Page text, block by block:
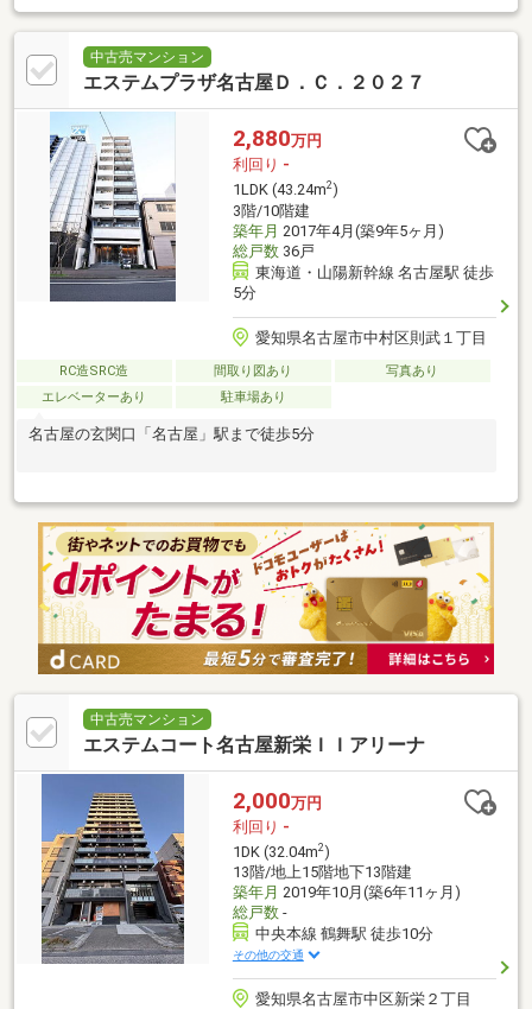
中古売マンション
エステムプラザ名古屋Ｄ．Ｃ．２０２７
2,880万円
利回り -
1LDK (43.24m2)
3階/10階建
築年月 2017年4月(築9年5ヶ月)
総戸数36戸
東海道・山陽新幹線 名古屋駅 徒歩
5分
愛知県名古屋市中村区則武１丁目
RC造SRC造 間取り図あり
写真あり
エレベーターあり
駐車場あり
名古屋の玄関口「名古屋」駅まで徒歩5分
中古売マンション
エステムコート名古屋新栄ＩＩアリーナ
2,000万円
利回り -
1DK (32.04m2)
13階/地上15階地下13階建
築年月 2019年10月(築6年11ヶ月)
総戸数-
中央本線 鶴舞駅 徒歩10分
その他の交通
愛知県名古屋市中区新栄２丁目